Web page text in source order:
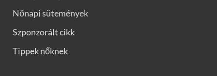
Nőnapi sütemények
Szponzorált cikk
Tippek nőknek